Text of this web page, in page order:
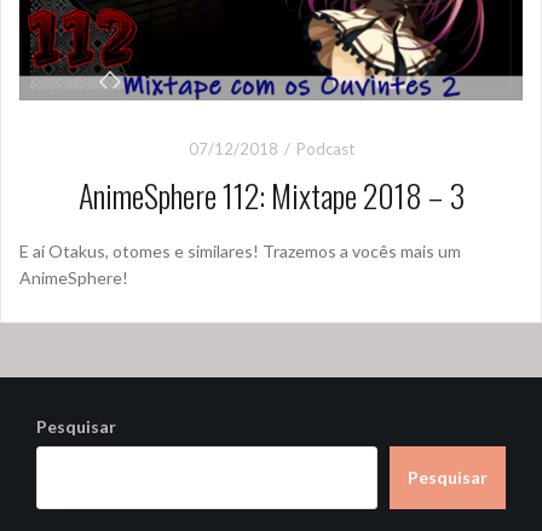
07/12/2018 Podcast
AnimeSphere 112: Mixtape 2018 – 3
E aí Otakus, otomes e similares! Trazemos a vocês mais um
AnimeSphere!
Pesquisar
Pesquisar